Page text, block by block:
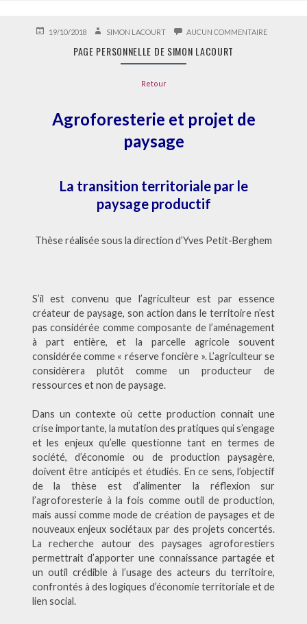
PUBLIÉ19/10/2018 AUTEURSIMON LACOURT AUCUN COMMENTAIRESUR
PAGE PERSONNELLE DE SIMON LACOURT
Retour
Agroforesterie et projet de
paysage
La transition territoriale par le
paysage productif
Thèse réalisée sous la direction d’Yves Petit-Berghem
S’il est convenu que l’agriculteur est par essence
créateur de paysage, son action dans le territoire n’est
pas considérée comme composante de l’aménagement
à part entière, et la parcelle agricole souvent
considérée comme « réserve foncière ». L’agriculteur se
considèrera plutôt comme un producteur de
ressources et non de paysage.
Dans un contexte où cette production connait une
crise importante, la mutation des pratiques qui s’engage
et les enjeux qu’elle questionne tant en termes de
société, d’économie ou de production paysagère,
doivent être anticipés et étudiés. En ce sens, l’objectif
de la thèse est d’alimenter la réflexion sur
l’agroforesterie à la fois comme outil de production,
mais aussi comme mode de création de paysages et de
nouveaux enjeux sociétaux par des projets concertés.
La recherche autour des paysages agroforestiers
permettrait d’apporter une connaissance partagée et
un outil crédible à l’usage des acteurs du territoire,
confrontés à des logiques d’économie territoriale et de
lien social.